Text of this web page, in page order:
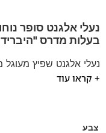
נעלי אלגנט סופר
בעלות מדרס
נעלי אלגנט שפיץ
הנעלים נוחות במיוחד –
+ קראו עוד
צבע